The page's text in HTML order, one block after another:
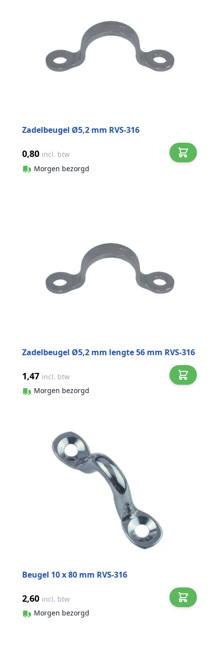
Zadelbeugel Ø5,2 mm RVS-316
0,80 incl. btw
Morgen bezorgd
Zadelbeugel Ø5,2 mm lengte 56 mm RVS-316
1,47 incl. btw
Morgen bezorgd
Beugel 10 x 80 mm RVS-316
2,60 incl. btw
Morgen bezorgd